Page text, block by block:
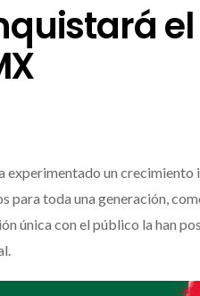
experimentado un
para toda una generación,
única con el público la han